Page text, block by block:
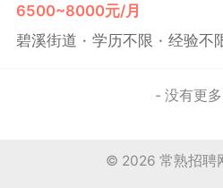
6500~8000元/月
碧溪街道 学历不限 经验不
- 没有更
© 2026 常熟招聘